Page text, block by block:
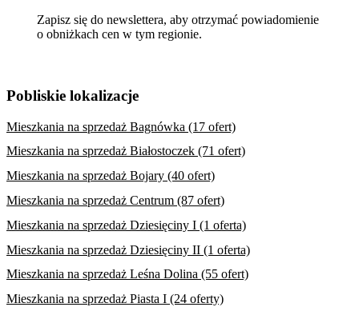
Zapisz się do newslettera, aby otrzymać powiadomienie
o obniżkach cen w tym regionie.
Pobliskie lokalizacje
Mieszkania na sprzedaż Bagnówka (17 ofert)
Mieszkania na sprzedaż Białostoczek (71 ofert)
Mieszkania na sprzedaż Bojary (40 ofert)
Mieszkania na sprzedaż Centrum (87 ofert)
Mieszkania na sprzedaż Dziesięciny I (1 oferta)
Mieszkania na sprzedaż Dziesięciny II (1 oferta)
Mieszkania na sprzedaż Leśna Dolina (55 ofert)
Mieszkania na sprzedaż Piasta I (24 oferty)